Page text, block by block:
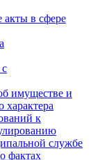
в сфере
имуществе и
характера
к
службе
фактах